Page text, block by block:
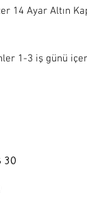
14 Ayar Altın
1-3 iş günü
30